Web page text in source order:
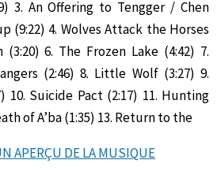
3. An Offering to Tengger / Chen
(9:22) 4. Wolves Attack the Horses
(3:20) 6. The Frozen Lake (4:42) 7.
(2:46) 8. Little Wolf (3:27) 9.
10. Suicide Pact (2:17) 11. Hunting
of A’ba (1:35) 13. Return to the